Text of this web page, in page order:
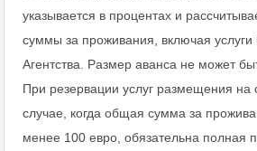
указывается в процентах и
суммы за проживания, включая услуги
Агентства. Размер аванса не может
При резервации услуг размещения на
случае, когда общая сумма за
менее 100 евро, обязательна полная